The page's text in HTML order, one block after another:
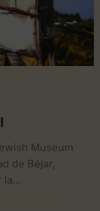
Museum
de Béjar,